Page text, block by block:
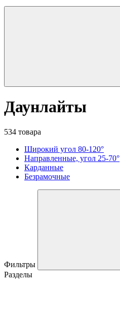
Даунлайты
534 товара
Широкий угол 80-120°
Направленные, угол 25-70°
Карданные
Безрамочные
Фильтры
Разделы